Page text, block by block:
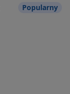
Popularny